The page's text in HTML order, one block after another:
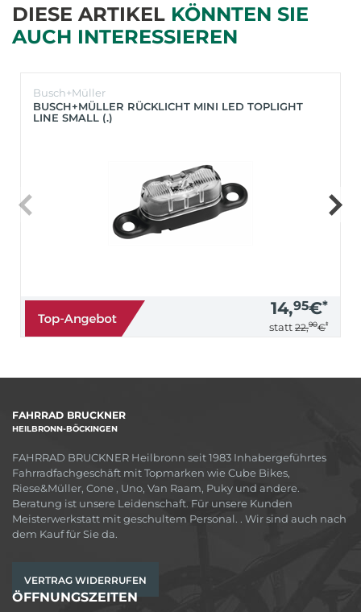
DIESE ARTIKEL KÖNNTEN SIE
AUCH INTERESSIEREN
Busch+Müller
BUSCH+MÜLLER RÜCKLICHT MINI LED TOPLIGHT
LINE SMALL (.)
14,95€*
statt 22,90€*
FAHRRAD BRUCKNER
HEILBRONN-BÖCKINGEN
FAHRRAD BRUCKNER Heilbronn seit 1983 Inhabergeführtes
Fahrradfachgeschäft mit Topmarken wie Cube Bikes,
Riese&Müller, Cone , Uno, Van Raam, Puky und andere.
Beratung ist unsere Leidenschaft. Für unsere Kunden
Meisterwerkstatt mit geschultem Personal. . Wir sind auch nach
dem Kauf für Sie da.
VERTRAG WIDERRUFEN
ÖFFNUNGSZEITEN